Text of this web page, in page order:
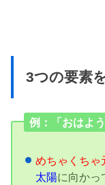
3つの要素
例：「おはよ
めちゃくちゃ
太陽に向かっ